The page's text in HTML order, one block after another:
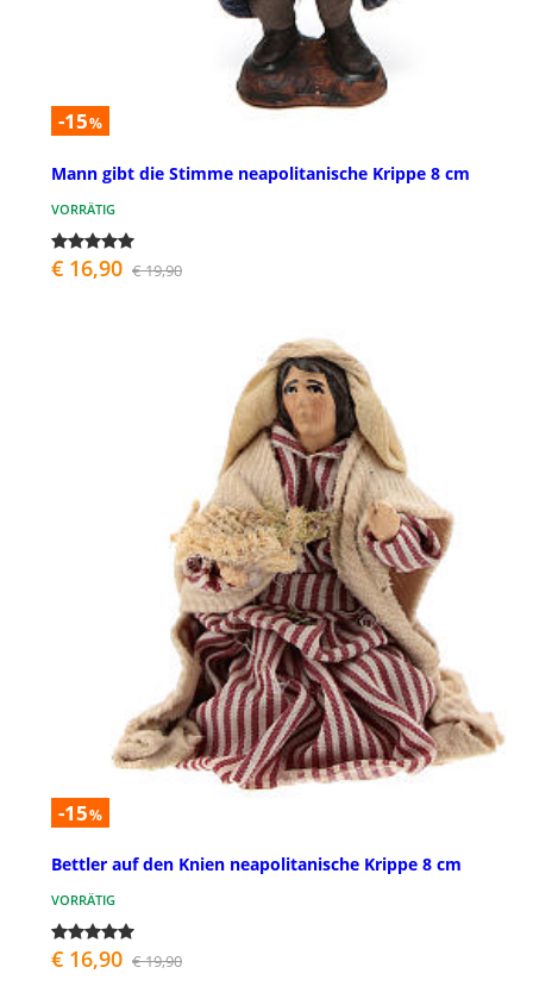
-15%
Mann gibt die Stimme neapolitanische Krippe 8 cm
VORRÄTIG
€ 16,90 € 19,90
-15%
Bettler auf den Knien neapolitanische Krippe 8 cm
VORRÄTIG
€ 16,90 € 19,90